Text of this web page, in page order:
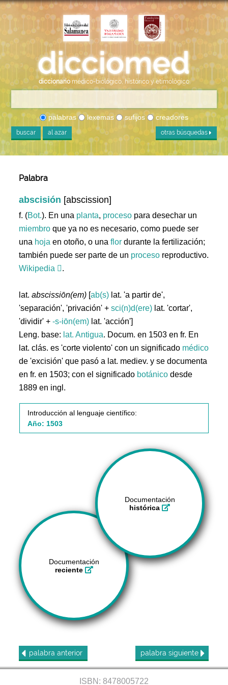
diccionario médico-biológico, histórico y etimológico
palabras lexemas sufijos creadores
buscar al azar otras búsquedas
Palabra
abscisión [abscission]
f. (Bot.). En una planta, proceso para desechar un
miembro que ya no es necesario, como puede ser
una hoja en otoño, o unaflor durante la fertilización;
también puede ser parte de un proceso reproductivo.
Wikipedia
.
lat.abscissiōn(em) [ab(s) lat. 'a partir de',
'separación', 'privación' +sci(n)d(ere) lat. 'cortar',
'dividir' +-s-iōn(em) lat. 'acción']
Leng. base: lat. Antigua. Docum. en 1503 en fr. En
lat. clás. es 'corte violento' con un significado médico
de 'excisión' que pasó a lat. mediev. y se documenta
en fr. en 1503; con el significado botánico desde
1889 en ingl.
Introducción al lenguaje científico:
Año: 1503
Documentación
histórica
Documentación
reciente
palabra anterior palabra siguiente
ISBN: 8478005722